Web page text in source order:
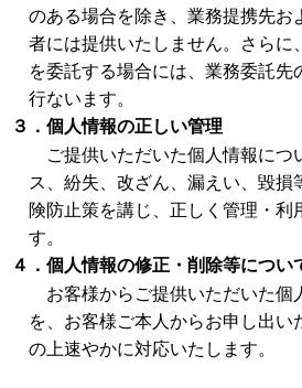
のある場合を除き、業務提携先お
者には提供いたしません。さらに
を委託する場合には、業務委託先
行ないます。
３．個人情報の正しい管理
ご提供いただいた個人情報につ
ス、紛失、改ざん、漏えい、毀損
険防止策を講じ、正しく管理・利
す。
４．個人情報の修正・削除等につい
お客様からご提供いただいた個
を、お客様ご本人からお申し出い
の上速やかに対応いたします。